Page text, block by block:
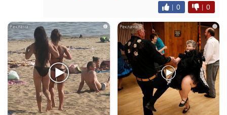
| 0 | 0
i i